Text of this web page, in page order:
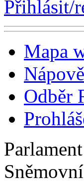
Přihlásit/
Mapa
Odběr